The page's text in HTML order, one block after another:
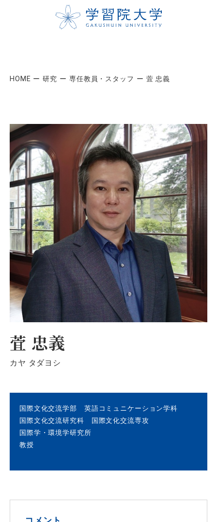
HOME 研究 専任教員・スタッフ 萓 忠義
萓 忠義
カヤ タダヨシ
国際文化交流学部 英語コミュニケーション学科
国際文化交流研究科 国際文化交流専攻
国際学・環境学研究所
教授